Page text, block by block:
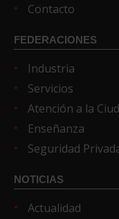
Contacto
FEDERACIONES
Industria
Servicios
Atención a la
Enseñanza
Seguridad
NOTICIAS
Actualidad